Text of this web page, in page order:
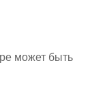
может быть